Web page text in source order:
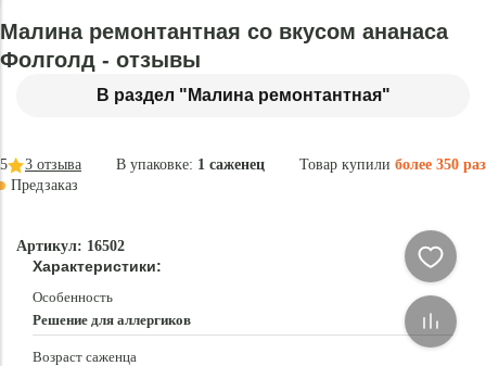
В раздел "Малина ремонтантная"
Малина ремонтантная со вкусом ананаса
Фолголд - отзывы
В упаковке: 1 саженец Товар купили более 350 раз
5 3 отзыва
Предзаказ
Артикул: 16502
Характеристики:
Особенность
Решение для аллергиков
Возраст саженца